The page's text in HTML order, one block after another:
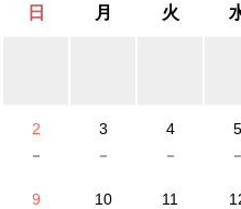
サービスです。
サービスのご利用につ
サンタフェガーデンヒ
糀谷 入所生活相談員あ
日 月 火
2
－
3
－
4
－
5
－
9
10
11